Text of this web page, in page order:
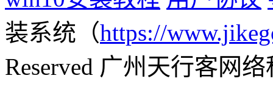
装系统（https://
Reserved 广州天行客网